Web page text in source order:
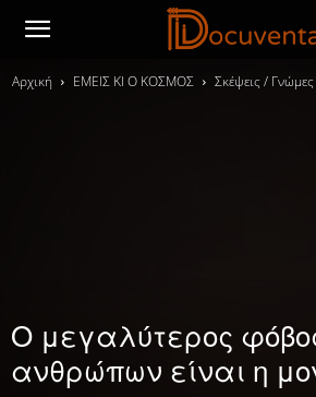
Αρχική ΕΜΕΙΣ ΚΙ Ο ΚΟΣΜΟΣ Σκέψεις / Γνώμες
O μεγαλύτερος
ανθρώπων είναι η